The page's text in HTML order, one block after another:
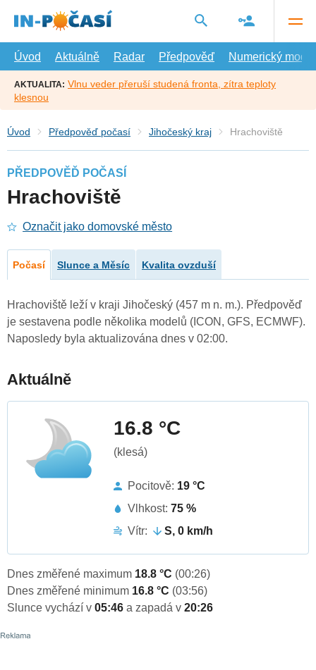
hlavní
Úvod
Aktuálně Radar Předpověď Numerický model
AKTUALITA: Vlnu veder přeruší studená fronta, zítra teploty
klesnou
Úvod Předpověď počasí Jihočeský kraj Hrachoviště
PŘEDPOVĚĎ POČASÍ
Hrachoviště
Označit jako domovské město
Počasí Slunce a Měsíc Kvalita ovzduší
Hrachoviště leží v kraji Jihočeský (457 m n. m.). Předpověď
je sestavena podle několika modelů (ICON, GFS, ECMWF).
Naposledy byla aktualizována dnes v 02:00.
Aktuálně
16.8 °C
(klesá)
Pocitově: 19 °C
Vlhkost: 75 %
Vítr:
S, 0 km/h
Dnes změřené maximum 18.8 °C (00:26)
Dnes změřené minimum 16.8 °C (03:56)
Slunce vychází v 05:46 a zapadá v 20:26